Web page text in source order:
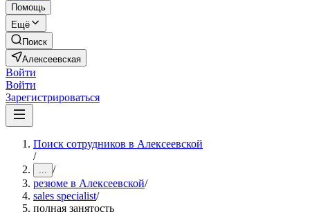
Помощь
Ещё
Поиск
Алексеевская
Войти
Войти
Зарегистрироваться
Поиск сотрудников в Алексеевской
/
... /
резюме в Алексеевской/
sales specialist/
полная занятость